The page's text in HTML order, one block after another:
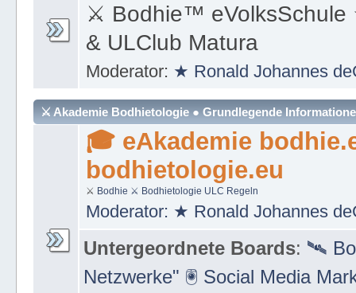
⚔ Bodhie™
& ULClub Matura
Moderator: ★ Ronald Johannes
⚔ Akademie Bodhietologie ● Grundlegende
🎓 eAkademie
bodhietologie.eu
⚔ Bodhie ⚔ Bodhietologie ULC Regeln
Moderator: ★ Ronald Johannes
Untergeordnete Boards: 🛰
Netzwerke" 🖲 Social Media